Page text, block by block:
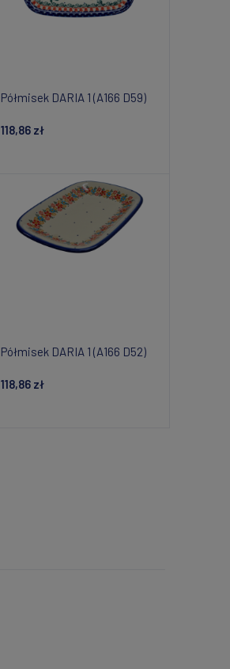
Półmisek DARIA 1 (A166 D59)
118,86 zł
Półmisek DARIA 1 (A166 D52)
118,86 zł